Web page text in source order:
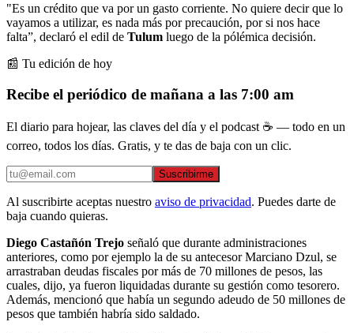
"Es un crédito que va por un gasto corriente. No quiere decir que lo
vayamos a utilizar, es nada más por precaución, por si nos hace
falta”, declaró el edil de Tulum luego de la pólémica decisión.
📰 Tu edición de hoy
Recibe el periódico de mañana a las 7:00 am
El diario para hojear, las claves del día y el podcast ☕ — todo en un
correo, todos los días. Gratis, y te das de baja con un clic.
Suscribirme
Al suscribirte aceptas nuestro aviso de privacidad. Puedes darte de
baja cuando quieras.
Diego Castañón Trejo señaló que durante administraciones
anteriores, como por ejemplo la de su antecesor Marciano Dzul, se
arrastraban deudas fiscales por más de 70 millones de pesos, las
cuales, dijo, ya fueron liquidadas durante su gestión como tesorero.
Además, mencionó que había un segundo adeudo de 50 millones de
pesos que también habría sido saldado.